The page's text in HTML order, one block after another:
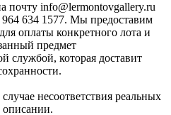
почту info@lermontovgallery.ru
634 1577. Мы предоставим
оплаты конкретного лота и
предмет
службой, которая доставит
несоответствия реальных
описании.